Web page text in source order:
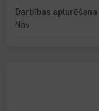
Darbības apturēšana
Nav